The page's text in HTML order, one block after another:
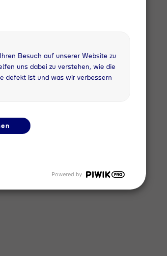
5 kg
Besuch auf unserer Website zu
uns dabei zu verstehen, wie die
defekt ist und was wir verbessern
Powered by